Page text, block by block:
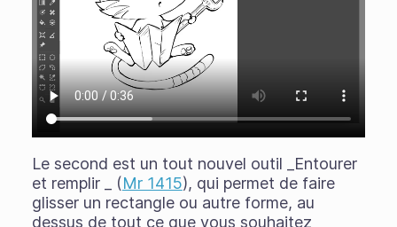
Le second est un tout nouvel outil _Entourer
et remplir _ (Mr 1415), qui permet de faire
glisser un rectangle ou autre forme, au
dessus de tout ce que vous souhaitez